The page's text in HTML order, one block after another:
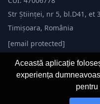
Str Științei, nr 5, bl.D41, et 3
Timișoara, România
[email protected]
© 2026 Evită Amenzi. Toate
Această aplicație
experiența
pentru